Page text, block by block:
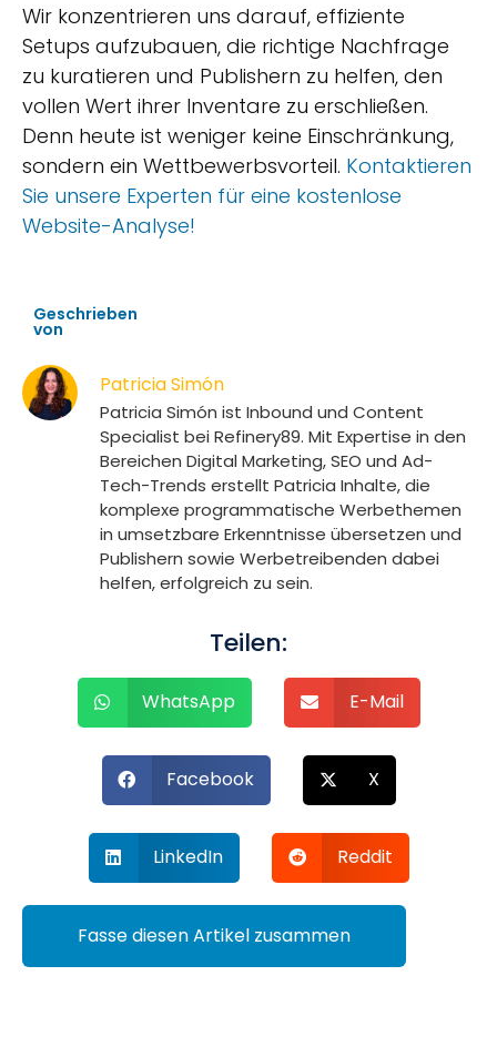
Wir konzentrieren uns darauf, effiziente
Setups aufzubauen, die richtige Nachfrage
zu kuratieren und Publishern zu helfen, den
vollen Wert ihrer Inventare zu erschließen.
Denn heute ist weniger keine Einschränkung,
sondern ein Wettbewerbsvorteil. Kontaktieren
Sie unsere Experten für eine kostenlose
Website-Analyse!
Geschrieben
von
Patricia Simón
Patricia Simón ist Inbound und Content
Specialist bei Refinery89. Mit Expertise in den
Bereichen Digital Marketing, SEO und Ad-
Tech-Trends erstellt Patricia Inhalte, die
komplexe programmatische Werbethemen
in umsetzbare Erkenntnisse übersetzen und
Publishern sowie Werbetreibenden dabei
helfen, erfolgreich zu sein.
Teilen:
WhatsApp E-Mail
Facebook X
LinkedIn Reddit
Fasse diesen Artikel zusammen